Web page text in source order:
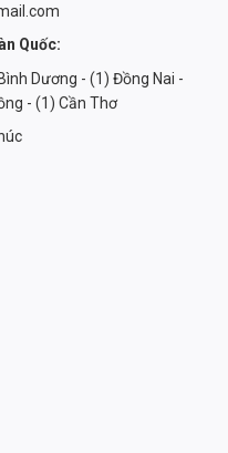
Quốc:
Dương - (1) Đồng Nai -
- (1) Cần Thơ